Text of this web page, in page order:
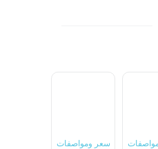
سعر ومواصفات